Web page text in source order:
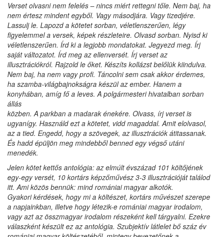
Verset olvasni nem felelés – nincs miért rettegni tőle. Nem baj, ha
nem értesz mindent egyből. Vagy másodjára. Vagy tizedjére.
Lassulj le. Lapozd a kötetet sorban, véletlenszerűen, légy
figyelemmel a versek, képek részleteire. Olvasd sorban. Nyisd ki
véletlenszerűen. Írd ki a legjobb mondatokat. Jegyezd meg. Írj
saját változatot. Írd meg az ellenversét. Írj verset az
illusztrációkról. Rajzold le őket. Készíts kollázst belőlük kiindulva.
Nem baj, ha nem vagy profi. Táncolni sem csak akkor érdemes,
ha szamba-világbajnokságra készül az ember. Hanem a
konyhában, amíg fő a leves. A polgármesteri hivatalban sorban
állás
közben. A parkban a madarak énekére. Olvass, írj verset is
ugyanígy. Használd ezt a kötetet, vidd magaddal. Amit elolvasol,
az a tied. Engedd, hogy a szövegek, az illusztrációk át­itassanak.
És hadd épüljön meg mindebből benned egy végső utáni
menedék.
Jelen kötet kettős antológia: az elmúlt évszázad 101 költőjének
egy-egy versét, 10 kortárs képzőművész 3-3 illusztráció­ját találod
itt. Ami közös bennük: mind romániai magyar alkotók.
Gyakori kérdések, hogy mi a költészet, kortárs művészet szerepe
a napjainkban, illetve hogy létezik-e romániai magyar irodalom,
vagy azt az összmagyar irodalom részeként kell tárgyalni. Ezekre
válaszként készült ez az antológia. Szubjektív látlelet bő száz év